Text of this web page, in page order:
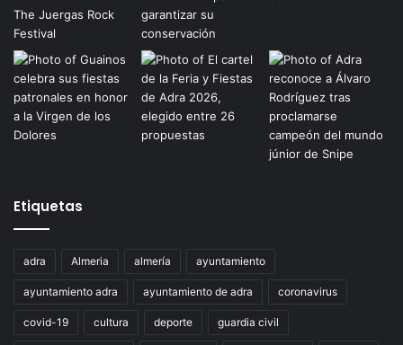
Etiquetas
adra Almeria almería ayuntamiento
ayuntamiento adra ayuntamiento de adra coronavirus
covid-19 cultura deporte guardia civil